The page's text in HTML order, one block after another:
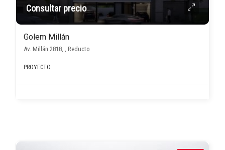
Consultar precio
Golem Millán
Av. Millán 2818, , Reducto
PROYECTO